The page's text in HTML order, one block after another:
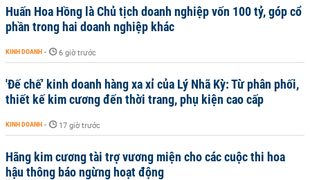
Huấn Hoa Hồng là Chủ tịch doanh nghiệp vốn 100 tỷ, góp cổ
phần trong hai doanh nghiệp khác
KINH DOANH - 6 giờ trước
'Đế chế’ kinh doanh hàng xa xỉ của Lý Nhã Kỳ: Từ phân phối,
thiết kế kim cương đến thời trang, phụ kiện cao cấp
KINH DOANH - 17 giờ trước
Hãng kim cương tài trợ vương miện cho các cuộc thi hoa
hậu thông báo ngừng hoạt động